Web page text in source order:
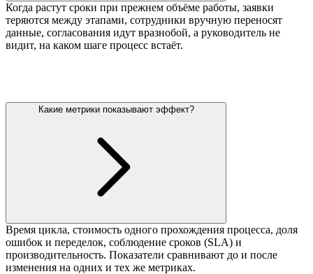
Когда растут сроки при прежнем объёме работы, заявки
теряются между этапами, сотрудники вручную переносят
данные, согласования идут вразнобой, а руководитель не
видит, на каком шаге процесс встаёт.
Какие метрики показывают эффект?
Время цикла, стоимость одного прохождения процесса, доля
ошибок и переделок, соблюдение сроков (SLA) и
производительность. Показатели сравнивают до и после
изменения на одних и тех же метриках.